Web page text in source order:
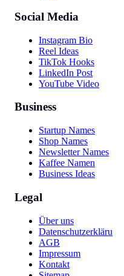
Social Media
Instagram Bio
Reel Ideas
TikTok Hooks
LinkedIn Post
YouTube Video
Business
Startup Names
Shop Names
Newsletter Names
Kaffee Namen
Business Ideas
Legal
Über uns
Datenschutzerklärung
AGB
Impressum
Kontakt